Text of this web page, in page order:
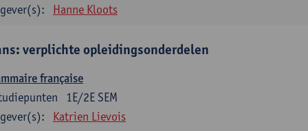
Hanne Kloots
verplichte opleidingsonderdelen
française
1E/2E SEM
Katrien Lievois